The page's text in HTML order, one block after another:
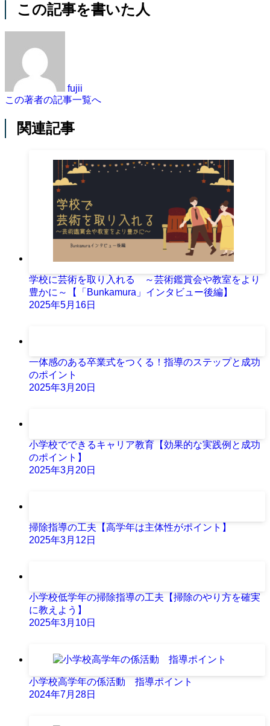
この記事を書いた人
fujii
この著者の記事一覧へ
関連記事
学校に芸術を取り入れる ～芸術鑑賞会や教室をより
豊かに～【「Bunkamura」インタビュー後編】
2025年5月16日
一体感のある卒業式をつくる！指導のステップと成功
のポイント
2025年3月20日
小学校でできるキャリア教育【効果的な実践例と成功
のポイント】
2025年3月20日
掃除指導の工夫【高学年は主体性がポイント】
2025年3月12日
小学校低学年の掃除指導の工夫【掃除のやり方を確実
に教えよう】
2025年3月10日
小学校高学年の係活動 指導ポイント
2024年7月28日